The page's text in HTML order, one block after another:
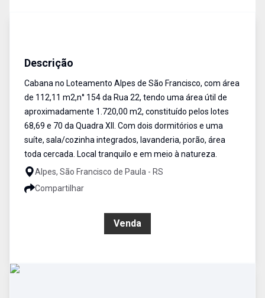
Descrição
Cabana no Loteamento Alpes de São Francisco, com área
de 112,11 m2,n° 154 da Rua 22, tendo uma área útil de
aproximadamente 1.720,00 m2, constituído pelos lotes
68,69 e 70 da Quadra XII. Com dois dormitórios e uma
suíte, sala/cozinha integrados, lavanderia, porão, área
toda cercada. Local tranquilo e em meio à natureza.
Alpes, São Francisco de Paula - RS
Compartilhar
Venda